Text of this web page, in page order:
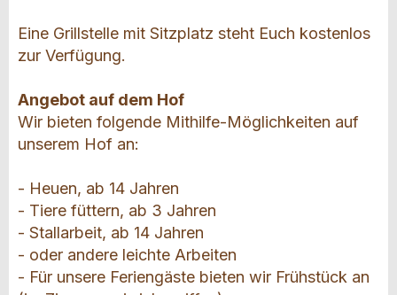
Eine Grillstelle mit Sitzplatz steht Euch kostenlos
zur Verfügung.
Angebot auf dem Hof
Wir bieten folgende Mithilfe-Möglichkeiten auf
unserem Hof an:
- Heuen, ab 14 Jahren
- Tiere füttern, ab 3 Jahren
- Stallarbeit, ab 14 Jahren
- oder andere leichte Arbeiten
- Für unsere Feriengäste bieten wir Frühstück an